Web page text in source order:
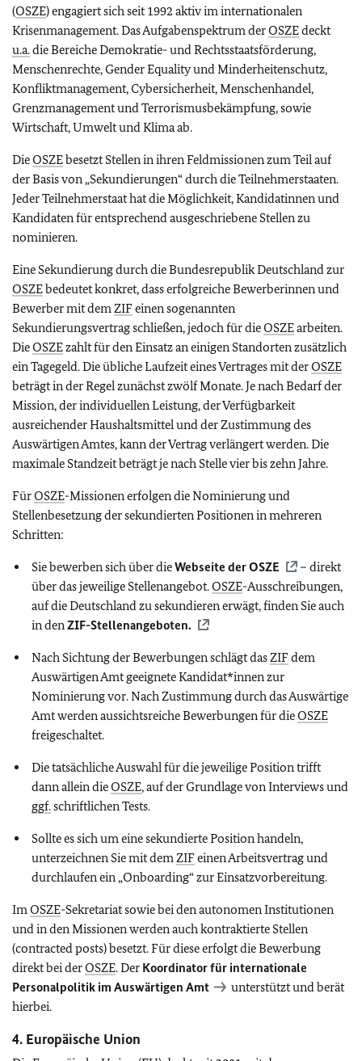
(OSZE) engagiert sich seit 1992 aktiv im internationalen
Krisenmanagement. Das Aufgabenspektrum derOSZEdeckt
u.a.die Bereiche Demokratie- und Rechtsstaatsförderung,
Menschenrechte,Gender Equalityund Minderheitenschutz,
Konfliktmanagement, Cybersicherheit, Menschenhandel,
Grenzmanagement und Terrorismusbekämpfung, sowie
Wirtschaft, Umwelt und Klima ab.
DieOSZEbesetzt Stellen in ihren Feldmissionen zum Teil auf
der Basis von „Sekundierungen“ durch die Teilnehmerstaaten.
Jeder Teilnehmerstaat hat die Möglichkeit, Kandidatinnen und
Kandidaten für entsprechend ausgeschriebene Stellen zu
nominieren.
Eine Sekundierung durch die Bundesrepublik Deutschland zur
OSZEbedeutet konkret, dass erfolgreiche Bewerberinnen und
Bewerber mit demZIFeinen sogenannten
Sekundierungsvertrag schließen, jedoch für dieOSZEarbeiten.
DieOSZEzahlt für den Einsatz an einigen Standorten zusätzlich
ein Tagegeld. Die übliche Laufzeit eines Vertrages mit derOSZE
beträgt in der Regel zunächst zwölf Monate. Je nach Bedarf der
Mission, der individuellen Leistung, der Verfügbarkeit
ausreichender Haushaltsmittel und der Zustimmung des
Auswärtigen Amtes, kann der Vertrag verlängert werden. Die
maximale Standzeit beträgt je nach Stelle vier bis zehn Jahre.
FürOSZE-Missionen erfolgen die Nominierung und
Stellenbesetzung der sekundierten Positionen in mehreren
Schritten:
Sie bewerben sich über dieWebseite derOSZE
– direkt
über das jeweilige Stellenangebot.OSZE-Ausschreibungen,
auf die Deutschland zu sekundieren erwägt, finden Sie auch
in denZIF-Stellenangeboten.
Nach Sichtung der Bewerbungen schlägt dasZIFdem
Auswärtigen Amt geeignete Kandidat*innen zur
Nominierung vor. Nach Zustimmung durch das Auswärtige
Amt werden aussichtsreiche Bewerbungen für dieOSZE
freigeschaltet.
Die tatsächliche Auswahl für die jeweilige Position trifft
dann allein dieOSZE, auf der Grundlage von Interviews und
ggf.schriftlichen Tests.
Sollte es sich um eine sekundierte Position handeln,
unterzeichnen Sie mit demZIFeinen Arbeitsvertrag und
durchlaufen ein „Onboarding“ zur Einsatzvorbereitung.
ImOSZE-Sekretariat sowie bei den autonomen Institutionen
und in den Missionen werden auch kontraktierte Stellen
(contracted posts) besetzt. Für diese erfolgt die Bewerbung
direkt bei derOSZE. Der Koordinator für internationale
Personalpolitik im Auswärtigen Amt
unterstützt und berät
hierbei.
4. Europäische Union